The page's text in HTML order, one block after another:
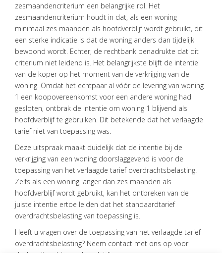
zesmaandencriterium een belangrijke rol. Het
zesmaandencriterium houdt in dat, als een woning
minimaal zes maanden als hoofdverblijf wordt gebruikt, dit
een sterke indicatie is dat de woning anders dan tijdelijk
bewoond wordt. Echter, de rechtbank benadrukte dat dit
criterium niet leidend is. Het belangrijkste blijft de intentie
van de koper op het moment van de verkrijging van de
woning. Omdat het echtpaar al vóór de levering van woning
1 een koopovereenkomst voor een andere woning had
gesloten, ontbrak de intentie om woning 1 blijvend als
hoofdverblijf te gebruiken. Dit betekende dat het verlaagde
tarief niet van toepassing was.
Deze uitspraak maakt duidelijk dat de intentie bij de
verkrijging van een woning doorslaggevend is voor de
toepassing van het verlaagde tarief overdrachtsbelasting.
Zelfs als een woning langer dan zes maanden als
hoofdverblijf wordt gebruikt, kan het ontbreken van de
juiste intentie ertoe leiden dat het standaardtarief
overdrachtsbelasting van toepassing is.
Heeft u vragen over de toepassing van het verlaagde tarief
overdrachtsbelasting? Neem contact met ons op voor
deskundig advies en begeleiding.